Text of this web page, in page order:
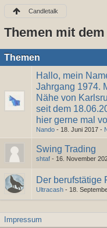
Candletalk
Themen mit dem
Themen
Hallo, mein
Jahrgang 1974.
Nähe von
seit dem
hier gerne mal
Nando - 18. Juni 2017 -
Swing Trading
shtaf - 16. November
Der berufstätige
Ultracash - 18.
Impressum